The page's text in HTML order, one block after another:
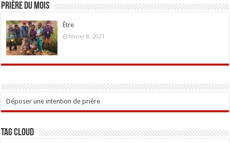
Prière du mois
Être
février 8, 2021
Déposer une intention de prière
Tag Cloud